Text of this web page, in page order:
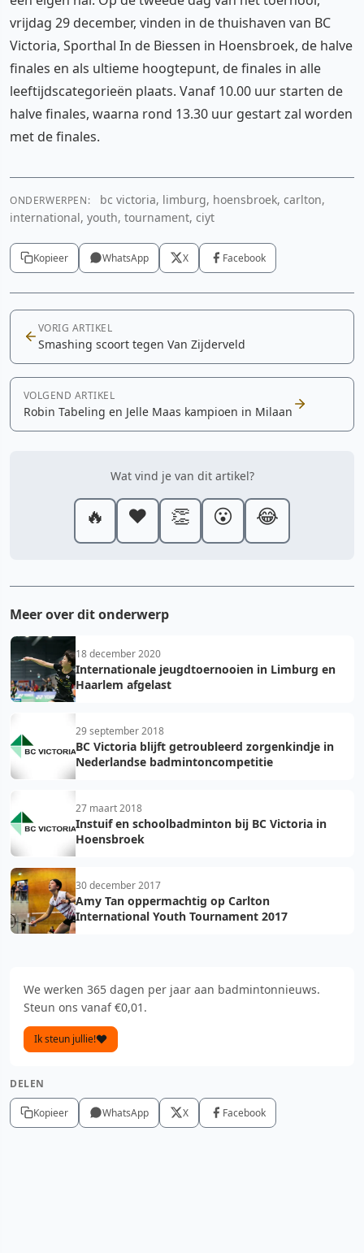
vrijdag 29 december, vinden in de thuishaven van BC
Victoria, Sporthal In de Biessen in Hoensbroek, de halve
finales en als ultieme hoogtepunt, de finales in alle
leeftijdscategorieën plaats. Vanaf 10.00 uur starten de
halve finales, waarna rond 13.30 uur gestart zal worden
met de finales.
ONDERWERPEN:
bc victoria, limburg, hoensbroek, carlton,
international, youth, tournament, ciyt
Kopieer WhatsApp X Facebook
VORIG ARTIKEL
Smashing scoort tegen Van Zijderveld
VOLGEND ARTIKEL
Robin Tabeling en Jelle Maas kampioen in Milaan
Wat vind je van dit artikel?
🔥 ❤️ 👏 😮 😂
Meer over dit onderwerp
18 december 2020
Internationale jeugdtoernooien in Limburg en
Haarlem afgelast
29 september 2018
BC Victoria blijft getroubleerd zorgenkindje in
Nederlandse badmintoncompetitie
27 maart 2018
Instuif en schoolbadminton bij BC Victoria in
Hoensbroek
30 december 2017
Amy Tan oppermachtig op Carlton
International Youth Tournament 2017
We werken 365 dagen per jaar aan badmintonnieuws.
Steun ons vanaf €0,01.
Ik steun jullie!
DELEN
Kopieer WhatsApp X Facebook